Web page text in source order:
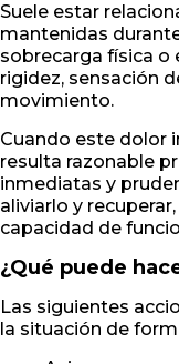
Suele estar
mantenidas
sobrecarga física o
rigidez, sensación
movimiento.
Cuando este dolor
resulta razonable
inmediatas y
aliviarlo y
capacidad de
¿Qué puede
Las siguientes
la situación de